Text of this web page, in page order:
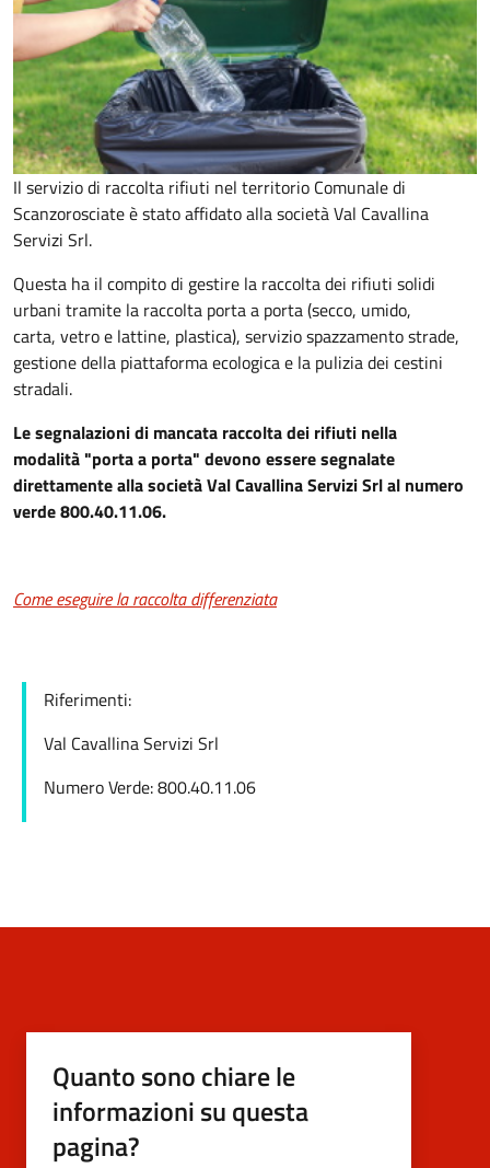
Il servizio di raccolta rifiuti nel territorio Comunale di
Scanzorosciate è stato affidato alla società Val Cavallina
Servizi Srl.
Questa ha il compito di gestire la raccolta dei rifiuti solidi
urbani tramite la raccolta porta a porta (secco, umido,
carta, vetro e lattine, plastica), servizio spazzamento strade,
gestione della piattaforma ecologica e la pulizia dei cestini
stradali.
Le segnalazioni di mancata raccolta dei rifiuti nella
modalità "porta a porta" devono essere segnalate
direttamente alla società Val Cavallina Servizi Srl al numero
verde 800.40.11.06.
Come eseguire la raccolta differenziata
Riferimenti:
Val Cavallina Servizi Srl
Numero Verde: 800.40.11.06
Quanto sono chiare le
informazioni su questa
pagina?